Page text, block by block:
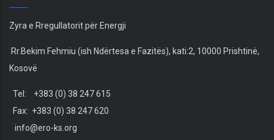
Zyra e Rregullatorit për Energji
Rr.Bekim Fehmiu (ish Ndërtesa e Fazitës), kati:2, 10000 Prishtinë,
Kosovë
Tel: +383 (0) 38 247 615
Fax: +383 (0) 38 247 620
info@ero-ks.org